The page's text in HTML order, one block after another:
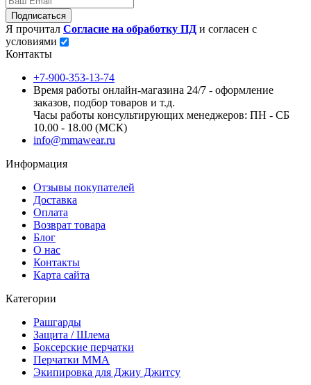
Подписаться
Я прочитал Согласие на обработку ПД и согласен с
условиями
Контакты
+7-900-353-13-74
Время работы онлайн-магазина 24/7 - оформление
заказов, подбор товаров и т.д.
Часы работы консультирующих менеджеров: ПН - СБ
10.00 - 18.00 (МСК)
info@mmawear.ru
Информация
Отзывы покупателей
Доставка
Оплата
Возврат товара
Блог
О нас
Контакты
Карта сайта
Категории
Рашгарды
Защита / Шлема
Боксерские перчатки
Перчатки ММА
Экипировка для Джиу Джитсу